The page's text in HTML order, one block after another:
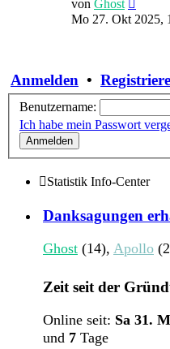
von Ghost
Beitrag
Mo 27. Okt 2025,
Anmelden •
Benutzername:
Ich habe mein Passwort
Statistik Info-Center
Danksagungen
Ghost (14), Apollo
Zeit seit der
Online seit: Sa 31.
und 7 Tage